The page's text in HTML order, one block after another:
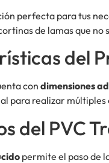
perfecta para tus
de lamas que
del
condimensiones
para realizar múltiples
del PVC
permite el paso de